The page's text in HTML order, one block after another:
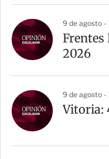
9 de agosto -
Frentes
2026
9 de agosto -
Vitoria: